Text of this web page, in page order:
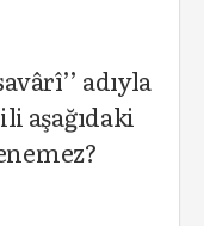
adıyla
aşağıdaki